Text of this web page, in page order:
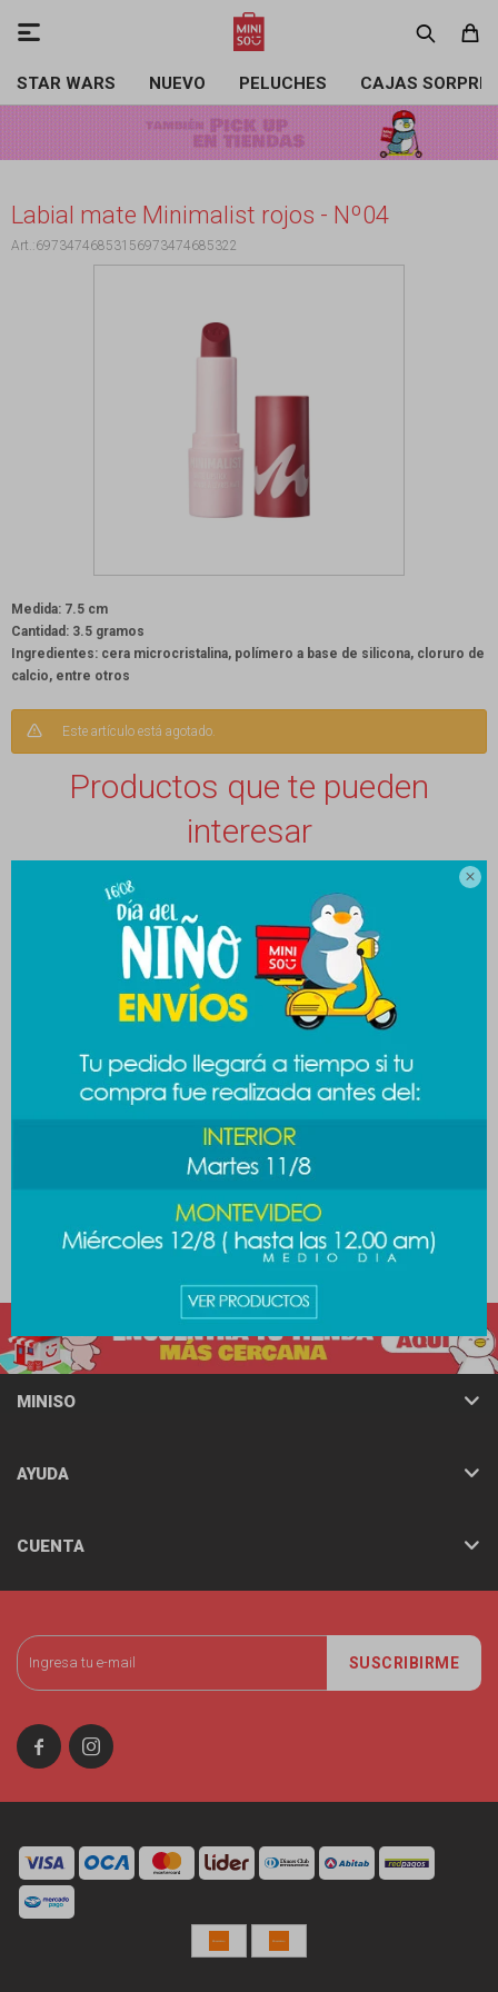

STAR WARS NUEVO PELUCHES CAJAS

Labial mate Minimalist rojos - Nº04
69734746853156973474685322
Medida: 7.5 cm
Cantidad: 3.5 gramos
Ingredientes: cera microcristalina, polímero a base de silicona, cloruro de
calcio, entre otros
Este artículo está agotado.
Productos que te pueden
interesar
Máscara de pestañas
Minimalist - negro Nº1
$ 389
SUSCRIBIRME
 
MINISO
AYUDA
CUENTA